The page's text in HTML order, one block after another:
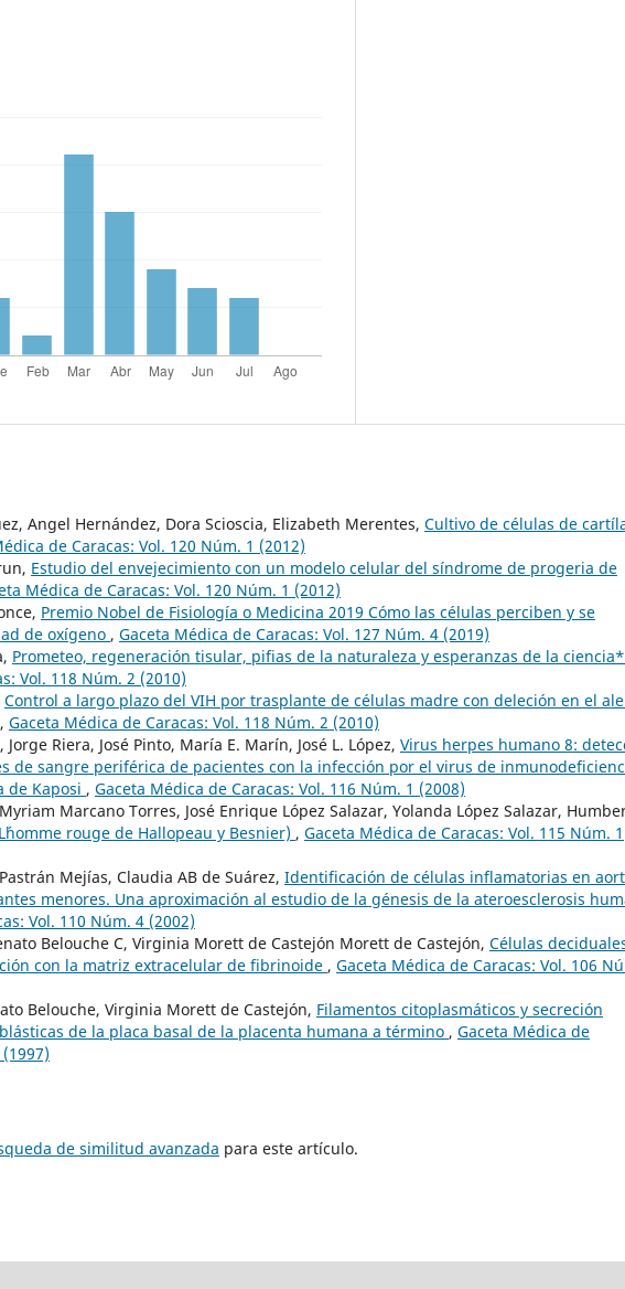
Angel Hernández, Dora Scioscia, Elizabeth Merentes, Cultivo de células de
de Caracas: Vol. 120 Núm. 1 (2012)
Estudio del envejecimiento con un modelo celular del síndrome de progeria de
Médica de Caracas: Vol. 120 Núm. 1 (2012)
Premio Nobel de Fisiología o Medicina 2019 Cómo las células perciben y se
de oxígeno , Gaceta Médica de Caracas: Vol. 127 Núm. 4 (2019)
Prometeo, regeneración tisular, pifias de la naturaleza y esperanzas de la ciencia*
Vol. 118 Núm. 2 (2010)
Control a largo plazo del VIH por trasplante de células madre con deleción en el
, Gaceta Médica de Caracas: Vol. 118 Núm. 2 (2010)
Riera, José Pinto, María E. Marín, José L. López, Virus herpes humano 8:
de sangre periférica de pacientes con la infección por el virus de
de Kaposi , Gaceta Médica de Caracas: Vol. 116 Núm. 1 (2008)
Marcano Torres, José Enrique López Salazar, Yolanda López Salazar,
rouge de Hallopeau y Besnier) , Gaceta Médica de Caracas: Vol. 115 Núm. 1
Mejías, Claudia AB de Suárez, Identificación de células inflamatorias en
menores. Una aproximación al estudio de la génesis de la ateroesclerosis
Vol. 110 Núm. 4 (2002)
Belouche C, Virginia Morett de Castejón Morett de Castejón, Células
con la matriz extracelular de fibrinoide , Gaceta Médica de Caracas: Vol. 106
Belouche, Virginia Morett de Castejón, Filamentos citoplasmáticos y secreción
de la placa basal de la placenta humana a término , Gaceta Médica de
de similitud avanzada para este artículo.